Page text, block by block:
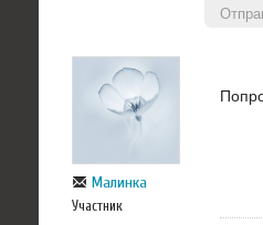
Малинка
Участник